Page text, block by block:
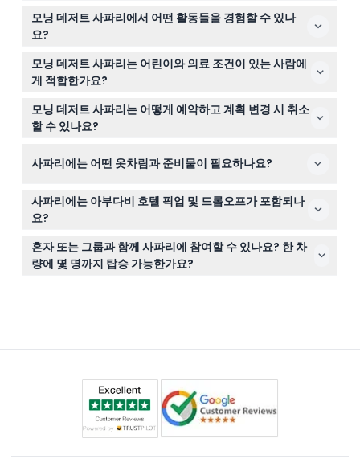
사파리는 보통 오전 7시 30분에서 8시 사이에 시작하며, 사
막 왕복 여행을 포함해 약 3~4시간 정도 지속됩니다(변동
가능하니 예약 시 확인해 주세요).
모닝 데저트 사파리에서 어떤 활동들을 경험할 수 있나
요?
4륜구동 차량으로 스릴 넘치는 모래 언덕 주행, 낙타 타기,
샌드보딩 체험과 전통 베두인 스타일 캠프에서 사진 촬영의
기회를 많이 가질 수 있습니다.
모닝 데저트 사파리는 어린이와 의료 조건이 있는 사람에
게 적합한가요?
0세에서 12세 어린이도 참여 가능하며, 4세 미만 어린이를
위한 유아용 시트도 제공되지만 임산부나 허리 문제, 심장
질환 및 심각한 의료 조건이 있는 분들에게는 권장되지 않
모닝 데저트 사파리는 어떻게 예약하고 계획 변경 시 취소
할 수 있나요?
이전에 취소하면 전액 환불되지만, 24시간 이내 취소나 노
사파리에는 어떤 옷차림과 준비물이 필요하나요?
편안한 바지와 닫힌 신발 착용을 권장하며, 10월부터 3월 사
이 방문 시에는 따뜻한 겉옷을 챙기세요; 투어 중에는 물과
탄산 음료 등 가벼운 다과가 제공됩니다.
사파리에는 아부다비 호텔 픽업 및 드롭오프가 포함되나
요?
네, 호텔 픽업과 드롭오프가 사파리 패키지에 포함되어 있
어 사막까지의 이동이 편리합니다.
혼자 또는 그룹과 함께 사파리에 참여할 수 있나요? 한 차
량에 몇 명까지 탑승 가능한가요?